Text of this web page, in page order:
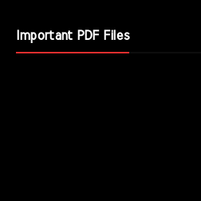
Important PDF Files